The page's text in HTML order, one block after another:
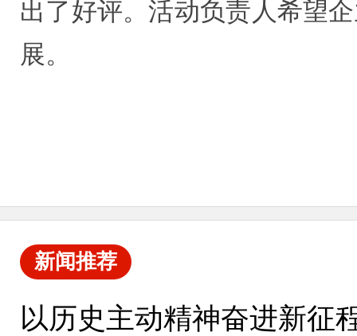
出了好评。活动负责人希望
展。
新闻推荐
以历史主动精神奋进新征